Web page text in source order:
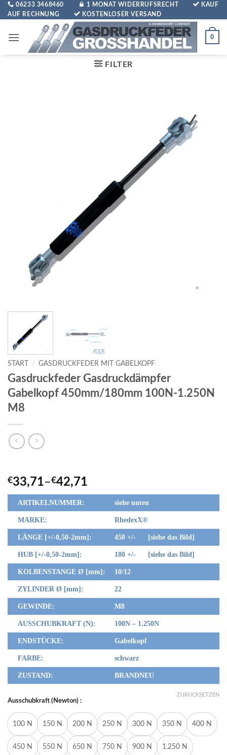
Zum
Inhalt
06233 3468460 1 MONAT WIDERRUFSRECHT
KAUF
AUF RECHNUNG
KOSTENLOSER VERSAND
0
FILTER
START / GASDRUCKFEDER MIT GABELKOPF
Gasdruckfeder Gasdruckdämpfer
Gabelkopf 450mm/180mm 100N-1.250N
M8
€33,71–€42,71
ARTIKELNUMMER: siehe unten
MARKE: RhedexX®
LÄNGE [+/-0,50-2mm]: 450 +/- [siehe das Bild]
HUB [+/-0,50-2mm]: 180 +/- [siehe das Bild]
KOLBENSTANGE Ø [mm]: 10/12
ZYLINDER Ø [mm]: 22
GEWINDE: M8
AUSSCHUBKRAFT (N): 100N – 1.250N
ENDSTÜCKE: Gabelkopf
FARBE: schwarz
ZUSTAND: BRANDNEU
Ausschubkraft (Newton) :
100 N 150 N 200 N 250 N 300 N 350 N 400 N
450 N 550 N 650 N 750 N 900 N 1.250 N
ZURÜCKSETZEN